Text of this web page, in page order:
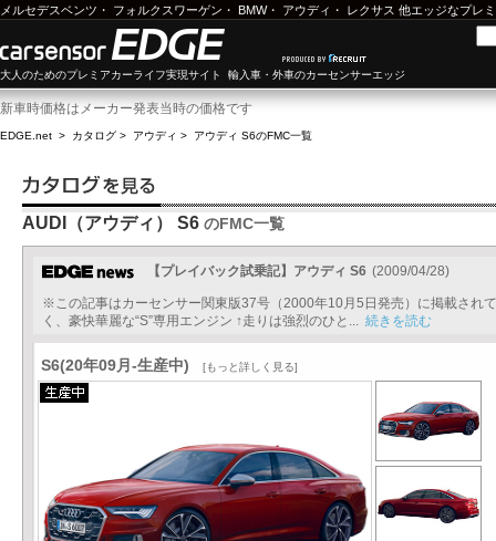
メルセデスベンツ ・ フォルクスワーゲン ・ BMW・ アウディ ・ レクサス 他エッジなプレ
大人のためのプレミアカーライフ実現サイト 輸入車・外車のカーセンサーエッジ
新車時価格はメーカー発表当時の価格です
EDGE.net > カタログ > アウディ > アウディ S6のFMC一覧
AUDI（アウディ） S6 のFMC一覧
【プレイバック試乗記】アウディ S6 (2009/04/28)
※この記事はカーセンサー関東版37号（2000年10月5日発売）に掲載され
く、豪快華麗な“S”専用エンジン ↑走りは強烈のひと... 続きを読む
S6(20年09月-生産中) [もっと詳しく見る]